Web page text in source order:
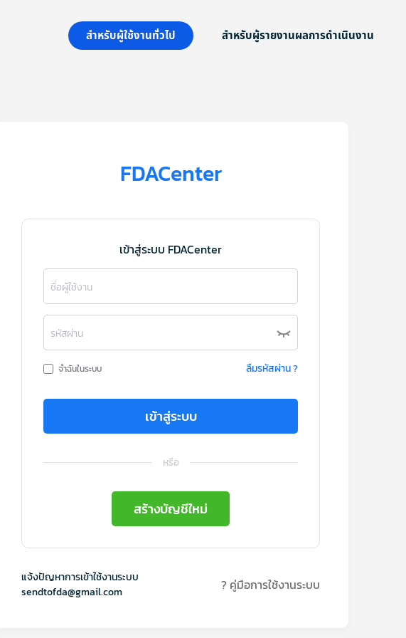
สำหรับผู้ใช้งานทั่วไป สำหรับผู้รายงานผลการดำเนินงาน
FDACenter
เข้าสู่ระบบ FDACenter
ชื่อผู้ใช้งาน
รหัสผ่าน
จำฉันในระบบ ลืมรหัสผ่าน ?
เข้าสู่ระบบ
หรือ
สร้างบัญชีใหม่
แจ้งปัญหาการเข้าใช้งานระบบ
sendtofda@gmail.com
? คู่มือการใช้งานระบบ